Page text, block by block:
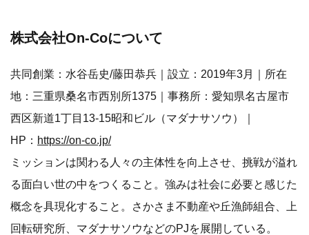
株式会社On-Coについて
共同創業：水谷岳史/藤田恭兵｜設立：2019年3月｜所在
地：三重県桑名市西別所1375｜事務所：愛知県名古屋市
西区新道1丁目13-15昭和ビル（マダナサソウ）｜
HP： https://on-co.jp/
ミッションは関わる人々の主体性を向上させ、挑戦が溢れ
る面白い世の中をつくること。強みは社会に必要と感じた
概念を具現化すること。さかさま不動産や丘漁師組合、上
回転研究所、マダナサソウなどのPJを展開している。